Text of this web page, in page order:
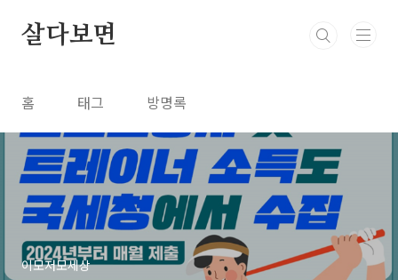
살다보면
홈 태그 방명록
이모저모세상